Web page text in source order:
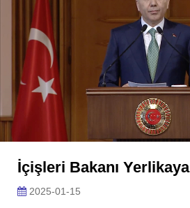
İçişleri Bakanı Yerlikaya
2025-01-15